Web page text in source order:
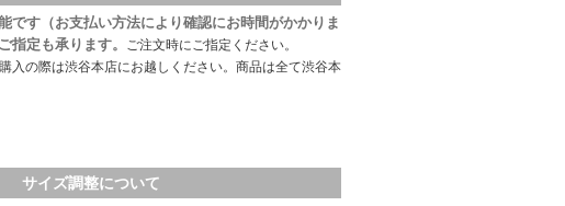
です（お支払い方法により確認にお時間がかかりま
指定も承ります。
ご注文時にご指定ください。
入の際は渋谷本店にお越しください。商品は全て渋谷本
サイズ調整について